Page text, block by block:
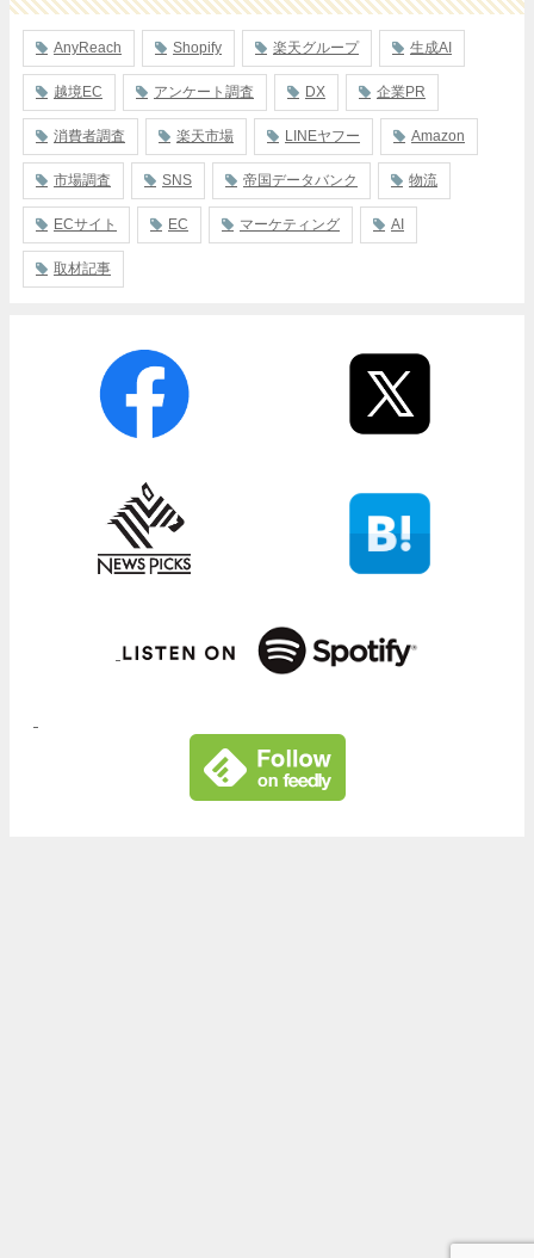
AnyReach Shopify 楽天グループ 生成AI
越境EC アンケート調査 DX 企業PR
消費者調査 楽天市場 LINEヤフー Amazon
市場調査 SNS 帝国データバンク 物流
ECサイト EC マーケティング AI
取材記事